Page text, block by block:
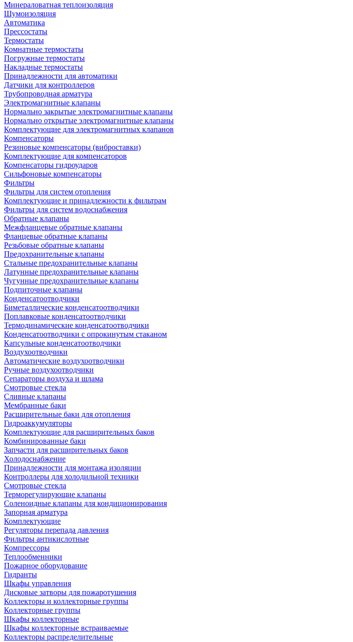
Минераловатная теплоизоляция
Шумоизоляция
Автоматика
Прессостаты
Термостаты
Комнатные термостаты
Погружные термостаты
Накладные термостаты
Принадлежности для автоматики
Датчики для контроллеров
Трубопроводная арматура
Электромагнитные клапаны
Нормально закрытые электромагнитные клапаны
Нормально открытые электромагнитные клапаны
Комплектующие для электромагнитных клапанов
Компенсаторы
Резиновые компенсаторы (виброставки)
Комплектующие для компенсаторов
Компенсаторы гидроударов
Сильфоновые компенсаторы
Фильтры
Фильтры для систем отопления
Комплектующие и принадлежности к фильтрам
Фильтры для систем водоснабжения
Обратные клапаны
Межфланцевые обратные клапаны
Фланцевые обратные клапаны
Резьбовые обратные клапаны
Предохранительные клапаны
Стальные предохранительные клапаны
Латунные предохранительные клапаны
Чугунные предохранительные клапаны
Подпиточные клапаны
Конденсатоотводчики
Биметаллические конденсатоотводчики
Поплавковые конденсатоотводчики
Термодинамические конденсатоотводчики
Конденсатоотводчики с опрокинутым стаканом
Капсульные конденсатоотводчики
Воздухоотводчики
Автоматические воздухоотводчики
Ручные воздухоотводчики
Сепараторы воздуха и шлама
Смотровые стекла
Сливные клапаны
Мембранные баки
Расширительные баки для отопления
Гидроаккумуляторы
Комплектующие для расширительных баков
Комбинированные баки
Запчасти для расширительных баков
Холодоснабжение
Принадлежности для монтажа изоляции
Контроллеры для холодильной техники
Смотровые стекла
Терморегулирующие клапаны
Соленоидные клапаны для кондиционирования
Запорная арматура
Комплектующие
Регуляторы перепада давления
Фильтры антикислотные
Компрессоры
Теплообменники
Пожарное оборудование
Гидранты
Шкафы управления
Дисковые затворы для пожаротушения
Коллекторы и коллекторные группы
Коллекторные группы
Шкафы коллекторные
Шкафы коллекторные встраиваемые
Коллекторы распределительные